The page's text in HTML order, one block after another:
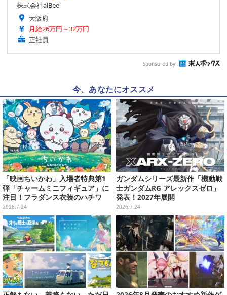
株式会社alBee
大阪府
月給26万円～32万円
正社員
Sponsored by
今、あなたにオススメ
「映画ちいかわ」入場者特典第1
弾「チャームミニフィギュア」に
注目！フラダンス衣装のハチワ
レ、うさぎら全8種類
2026.7.24
ガンダムシリーズ最新作「機動戦
士ガンダムRG アレックスゼロ」
発表！2027年展開
2026.7.24